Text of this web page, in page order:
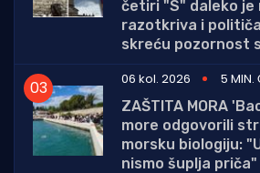
četiri "S" daleko je
razotkriva i
skreću pozornost
06 kol. 2026
5 MIN.
ZAŠTITA MORA
more odgovorili
morsku biologiju:
nismo šuplja priča"